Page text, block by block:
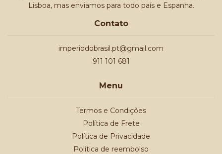
Lisboa, mas enviamos para todo país e Espanha.
Contato
imperiodobrasil.pt@gmail.com
911 101 681
Menu
Termos e Condições
Política de Frete
Política de Privacidade
Politica de reembolso